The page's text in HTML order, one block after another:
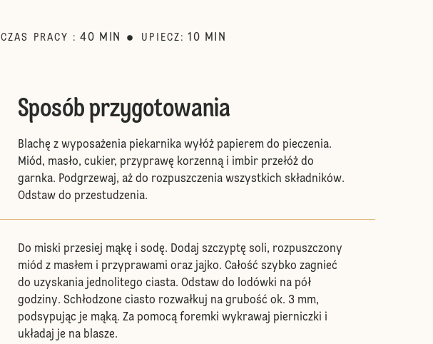
CZAS PRACY : 40 MIN UPIECZ : 10 MIN
Sposób przygotowania
Blachę z wyposażenia piekarnika wyłóż papierem do pieczenia.
Miód, masło, cukier, przyprawę korzenną i imbir przełóż do
garnka. Podgrzewaj, aż do rozpuszczenia wszystkich składników.
Odstaw do przestudzenia.
Do miski przesiej mąkę i sodę. Dodaj szczyptę soli, rozpuszczony
miód z masłem i przyprawami oraz jajko. Całość szybko zagnieć
do uzyskania jednolitego ciasta. Odstaw do lodówki na pół
godziny. Schłodzone ciasto rozwałkuj na grubość ok. 3 mm,
podsypując je mąką. Za pomocą foremki wykrawaj pierniczki i
układaj je na blasze.